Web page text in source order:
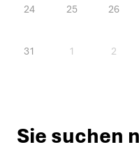
10 11 12
17 18 19
31 1 2